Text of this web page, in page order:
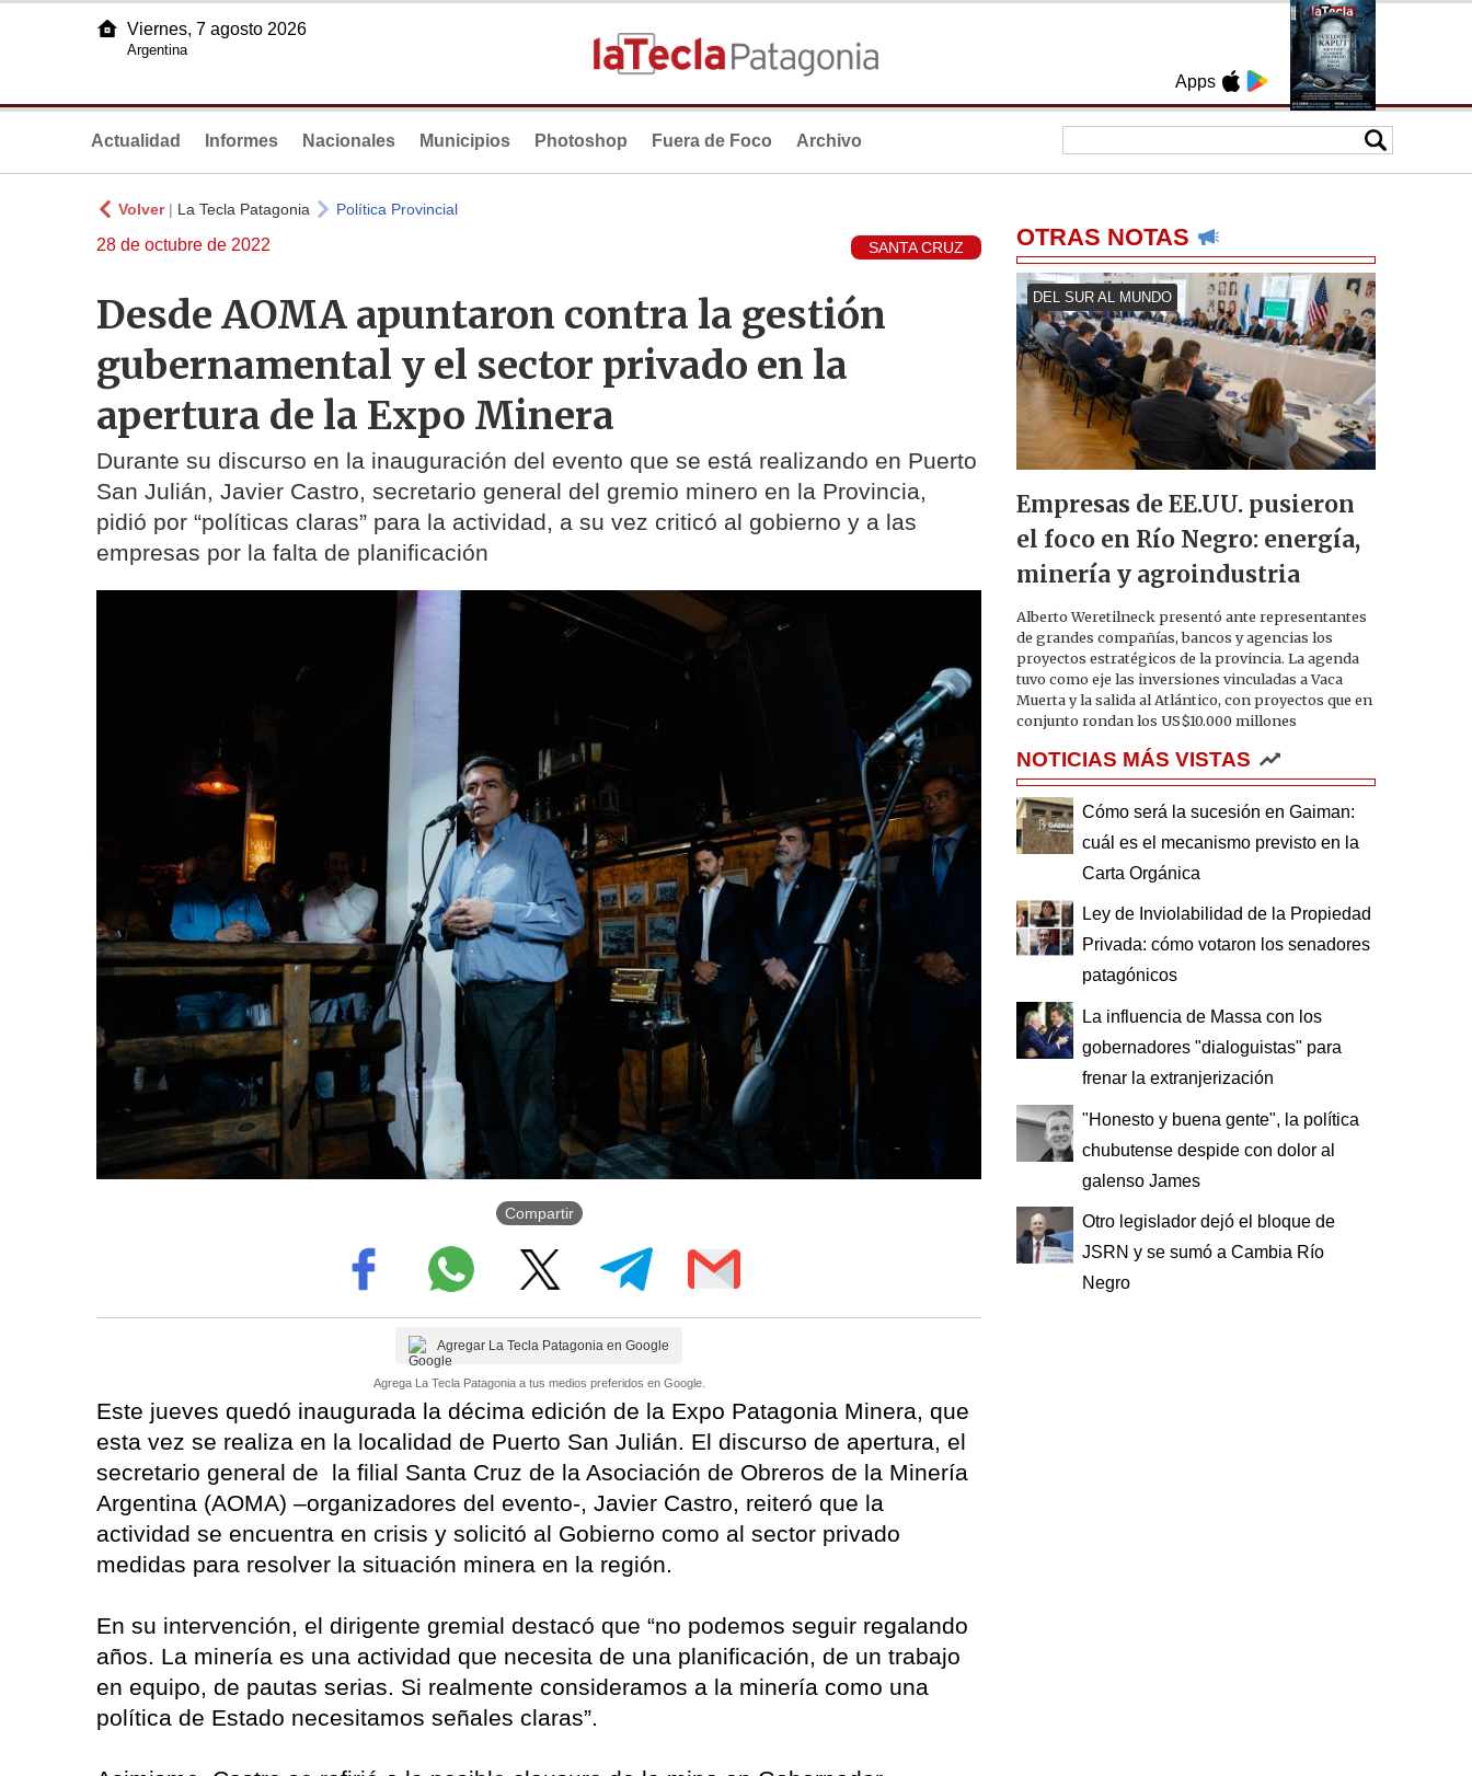
Apps
Viernes, 7 agosto 2026
Argentina
Actualidad Informes Nacionales Municipios Photoshop Fuera de Foco Archivo
Volver| La Tecla Patagonia Política Provincial
28 de octubre de 2022 SANTA CRUZ
Desde AOMA apuntaron contra la gestión
gubernamental y el sector privado en la
apertura de la Expo Minera
Durante su discurso en la inauguración del evento que se está realizando en Puerto
San Julián, Javier Castro, secretario general del gremio minero en la Provincia,
pidió por “políticas claras” para la actividad, a su vez criticó al gobierno y a las
empresas por la falta de planificación
Compartir
Agregar La Tecla Patagonia en Google
Agrega La Tecla Patagonia a tus medios preferidos en Google.
Este jueves quedó inaugurada la décima edición de la Expo Patagonia Minera, que
esta vez se realiza en la localidad de Puerto San Julián. El discurso de apertura, el
secretario general de la filial Santa Cruz de la Asociación de Obreros de la Minería
Argentina (AOMA) –organizadores del evento-, Javier Castro, reiteró que la
actividad se encuentra en crisis y solicitó al Gobierno como al sector privado
medidas para resolver la situación minera en la región.
En su intervención, el dirigente gremial destacó que “no podemos seguir regalando
años. La minería es una actividad que necesita de una planificación, de un trabajo
en equipo, de pautas serias. Si realmente consideramos a la minería como una
política de Estado necesitamos señales claras”.
OTRAS NOTAS
DEL SUR AL MUNDO
Empresas de EE.UU. pusieron
el foco en Río Negro: energía,
minería y agroindustria
Alberto Weretilneck presentó ante representantes
de grandes compañías, bancos y agencias los
proyectos estratégicos de la provincia. La agenda
tuvo como eje las inversiones vinculadas a Vaca
Muerta y la salida al Atlántico, con proyectos que en
conjunto rondan los US$10.000 millones
NOTICIAS MÁS VISTAS
Cómo será la sucesión en Gaiman:
cuál es el mecanismo previsto en la
Carta Orgánica
Ley de Inviolabilidad de la Propiedad
Privada: cómo votaron los senadores
patagónicos
La influencia de Massa con los
gobernadores "dialoguistas" para
frenar la extranjerización
"Honesto y buena gente", la política
chubutense despide con dolor al
galenso James
Otro legislador dejó el bloque de
JSRN y se sumó a Cambia Río
Negro